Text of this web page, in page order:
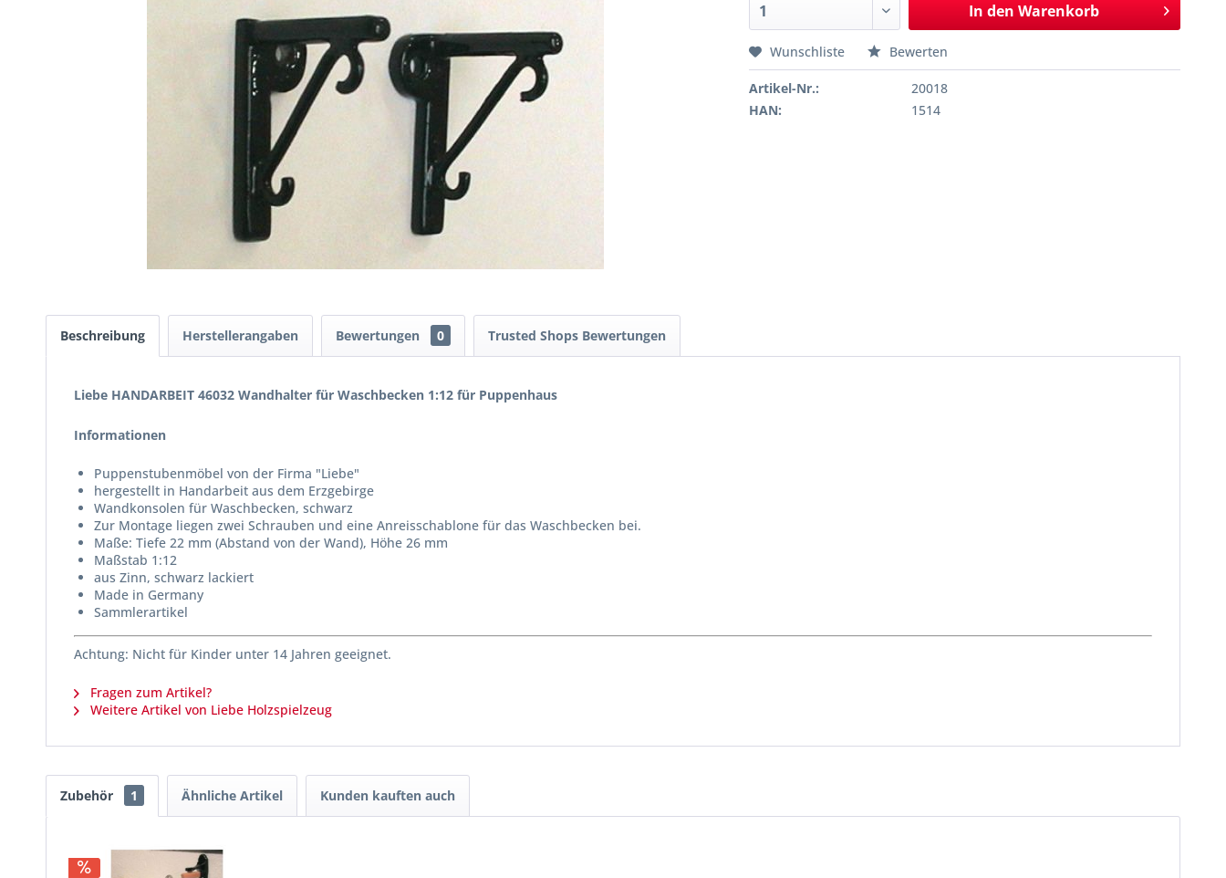
In den Warenkorb
Wunschliste Bewerten
Artikel-Nr.:
20018
HAN:
1514
Beschreibung Herstellerangaben Bewertungen 0 Trusted Shops Bewertungen
Liebe HANDARBEIT 46032 Wandhalter für Waschbecken 1:12 für Puppenhaus
Informationen
Puppenstubenmöbel von der Firma "Liebe"
hergestellt in Handarbeit aus dem Erzgebirge
Wandkonsolen für Waschbecken, schwarz
Zur Montage liegen zwei Schrauben und eine Anreisschablone für das Waschbecken bei.
Maße: Tiefe 22 mm (Abstand von der Wand), Höhe 26 mm
Maßstab 1:12
aus Zinn, schwarz lackiert
Made in Germany
Sammlerartikel
Achtung: Nicht für Kinder unter 14 Jahren geeignet.
Fragen zum Artikel?
Weitere Artikel von Liebe Holzspielzeug
Zubehör 1 Ähnliche Artikel Kunden kauften auch